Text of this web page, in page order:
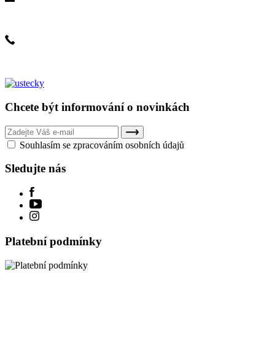
Chcete být informování o novinkách
Souhlasím se zpracováním osobních údajů
Sledujte nás
Platební podmínky